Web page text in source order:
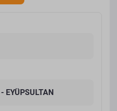
EYÜPSULTAN